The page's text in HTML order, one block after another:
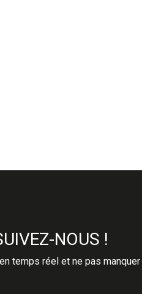
NOUS !
temps réel et ne pas